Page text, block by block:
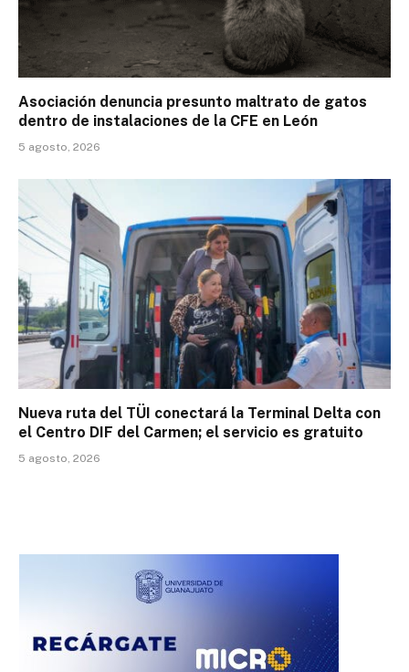
Asociación denuncia presunto maltrato de gatos
dentro de instalaciones de la CFE en León
5 agosto, 2026
Nueva ruta del TÜI conectará la Terminal Delta con
el Centro DIF del Carmen; el servicio es gratuito
5 agosto, 2026